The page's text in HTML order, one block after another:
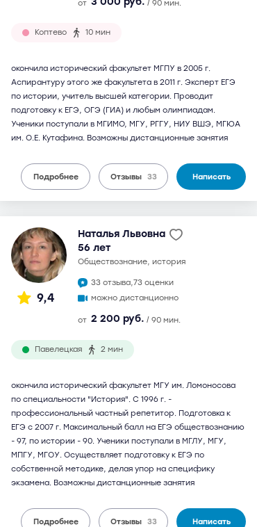
от / 90 мин.
Коптево 10 мин
окончила исторический факультет МГПУ в 2005 г.
Аспирантуру этого же факультета в 2011 г. Эксперт ЕГЭ
по истории, учитель высшей категории. Проводит
подготовку к ЕГЭ, ОГЭ (ГИА) и любым олимпиадам.
Ученики поступали в МГИМО, МГУ, РГГУ, НИУ ВШЭ, МГЮА
им. О.Е. Кутафина. Возможны дистанционные занятия
Подробнее Отзывы 33 Написать
9,4
Наталья Львовна
56 лет
обществознание, история
33 отзыва,73 оценки
можно дистанционно
от 2 200 руб. / 90 мин.
Павелецкая 2 мин
окончила исторический факультет МГУ им. Ломоносова
по специальности "История". С 1996 г. -
профессиональный частный репетитор. Подготовка к
ЕГЭ с 2007 г. Максимальный балл на ЕГЭ обществознанию
- 97, по истории - 90. Ученики поступали в МГЛУ, МГУ,
МПГУ, МГОУ. Осуществляет подготовку к ЕГЭ по
собственной методике, делая упор на специфику
экзамена. Возможны дистанционные занятия
Подробнее Отзывы 33 Написать